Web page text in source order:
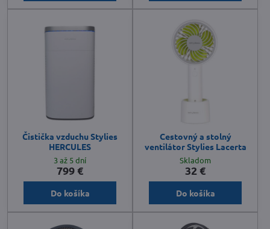
Čistička vzduchu Stylies
HERCULES
3 až 5 dní
799 €
Do košíka
Cestovný a stolný
ventilátor Stylies Lacerta
Skladom
32 €
Do košíka